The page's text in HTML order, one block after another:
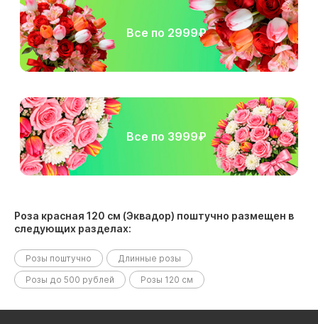
Все по 2999₽
Все по 3999₽
Роза красная 120 см (Эквадор) поштучно размещен в
следующих разделах:
Розы поштучно
Длинные розы
Розы до 500 рублей
Розы 120 см